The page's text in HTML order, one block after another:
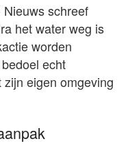
schreef
het water weg is
worden
echt
eigen omgeving